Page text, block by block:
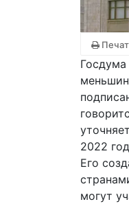
2022
Его
могут